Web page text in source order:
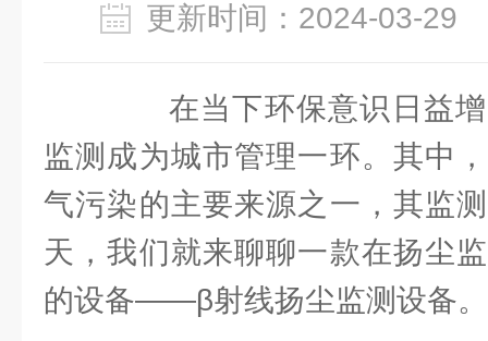
更新时间：2024-03-
在当下环保意识日益增
监测成为城市管理一环。其中
气污染的主要来源之一，其监
天，我们就来聊聊一款在扬尘
的设备——β射线扬尘监测设备。